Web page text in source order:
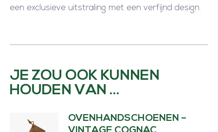
een exclusieve uitstraling met een verfijnd design.
JE ZOU OOK KUNNEN
HOUDEN VAN …
OVENHANDSCHOENEN –